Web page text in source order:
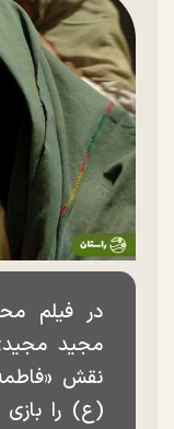
در فیلم
نقش
(ع) را بازی